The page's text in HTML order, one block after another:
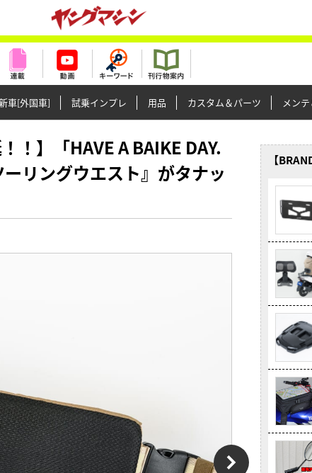
車[外国車] 試乗インプレ 用品 カスタム＆パーツ メン
！】「HAVE A BAIKE DAY.
リングウエスト』がタナッ
【